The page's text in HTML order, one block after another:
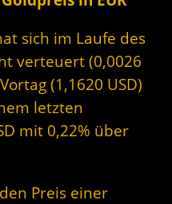
sich im Laufe des
verteuert (0,0026
(1,1620 USD)
letzten
mit 0,22% über
Preis einer